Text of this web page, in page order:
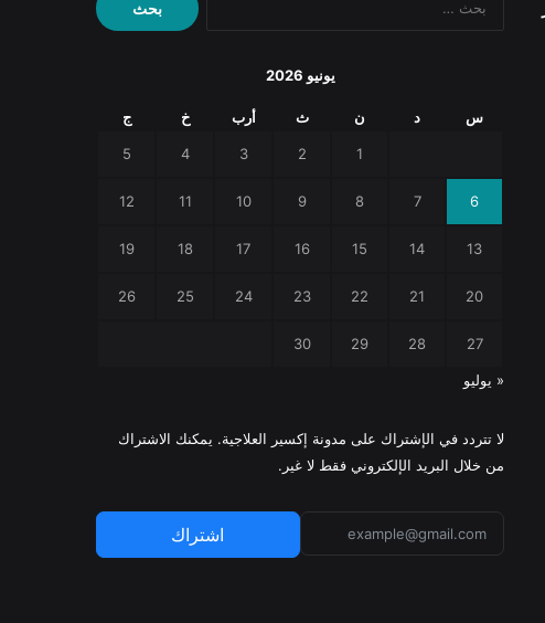
عن:
يونيو 2026
س د ن ث أرب خ ج
1
2
3
4
5
6
7
8
9
10
11
12
13
14
15
16
17
18
19
20
21
22
23
24
25
26
27
28
29
30
« يوليو
لا تتردد في الإشتراك على مدونة إكسير العلاجية. يمكنك الاشتراك
من خلال البريد الإلكتروني فقط لا غير.
اشتراك